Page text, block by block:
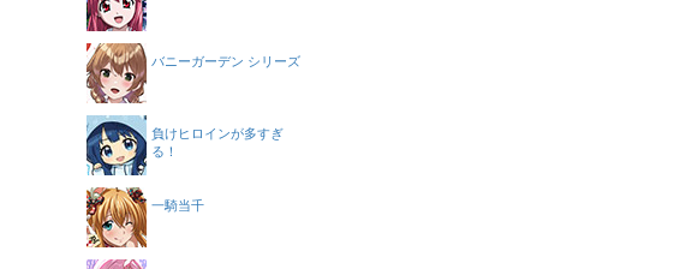
バニーガーデン シリーズ
負けヒロインが多すぎ
る！
一騎当千